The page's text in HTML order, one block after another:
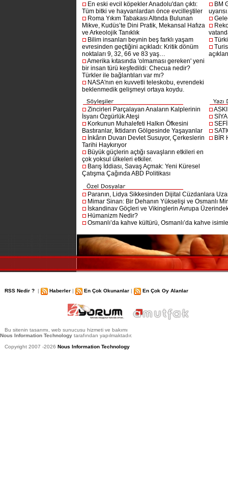
En eski evcil köpekler Anadolu'dan çıktı:
Tüm bitki ve hayvanlardan önce evcilleştiler
Roma Yıkım Tabakası Altında Bulunan
Mikve, Kudüs’te Dini Pratik, Mekansal Hafıza
ve Arkeolojik Tanıklık
Bilim insanları beynin beş farklı yaşam
evresinden geçtiğini açıkladı: Kritik dönüm
noktaları 9, 32, 66 ve 83 yaş…
Amerika kıtasında 'olmaması gereken' yeni
bir insan türü keşfedildi: Checua nedir?
Türkler ile bağlantıları var mı?
NASA'nın en kuvvetli teleskobu, evrendeki
beklenmedik gelişmeyi ortaya koydu.
BM
Zincirleri Parçalayan Anaların Kalplerinin
İsyanı Özgürlük Ateşi
Korkunun Muhalefeti Halkın Öfkesini
Bastıranlar, İktidarın Gölgesinde Yaşayanlar
İnkârın Duvarı Devlet Susuyor, Çerkeslerin
Tarihi Haykırıyor
Büyük güçlerin açtığı savaşların etkileri en
çok yoksul ülkeleri etkiler.
Barış İddiası, Savaş Açmak: Yeni Küresel
Çatışma Çağında ABD Politikası
BİR
Paranın, Lidya Sikkesinden Dijital Cüzdanlara
Mimar Sinan: Bir Dehanın Yükselişi ve Osmanlı
İskandinav Göçleri ve Vikinglerin Avrupa
Hümanizm Nedir?
Osmanlı’da kahve kültürü, Osmanlı’da kahve
RSS Nedir ? | Haberler | En Çok Okunanlar | En Çok Oy Alanlar
Bu sitenin tasarımı, web sunucusu hizmeti ve bakımı
Nous Information Technology tarafından yapılmaktadır.
Copyright 2007 -2026 Nous Information Technology